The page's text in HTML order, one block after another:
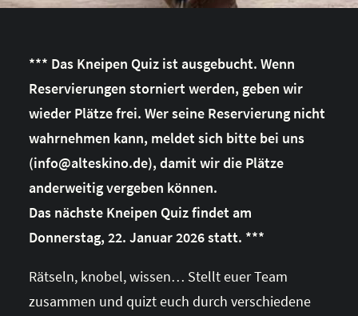
*** Das Kneipen Quiz ist ausgebucht. Wenn
Reservierungen storniert werden, geben wir
wieder Plätze frei. Wer seine Reservierung nicht
wahrnehmen kann, meldet sich bitte bei uns
(info@alteskino.de), damit wir die Plätze
anderweitig vergeben können.
Das nächste Kneipen Quiz findet am
Donnerstag, 22. Januar 2026 statt. ***
Rätseln, knobel, wissen… Stellt euer Team
zusammen und quizt euch durch verschiedene